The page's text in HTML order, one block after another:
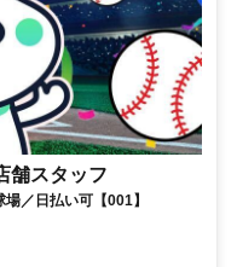
舗スタッフ
／日払い可【001】